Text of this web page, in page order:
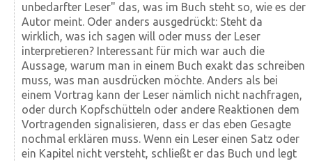
unbedarfter Leser" das, was im Buch steht so, wie es der
Autor meint. Oder anders aus­gedrückt: Steht da
wirklich, was ich sagen will oder muss der Leser
interpretieren? Interessant für mich war auch die
Aussage, warum man in einem Buch exakt das schreiben
muss, was man ausdrücken möchte. Anders als bei
einem Vortrag kann der Leser nämlich nicht nachfragen,
oder durch Kopfschütteln oder andere Reaktionen dem
Vor­tragenden signalisieren, dass er das eben Gesagte
nochmal erklären muss. Wenn ein Leser einen Satz oder
ein Kapitel nicht versteht, schließt er das Buch und legt